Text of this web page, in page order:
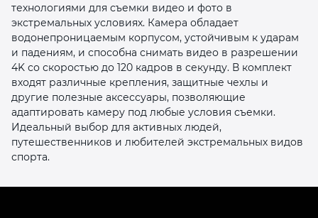
технологиями для съемки видео и фото в
экстремальных условиях. Камера обладает
водонепроницаемым корпусом, устойчивым к ударам
и падениям, и способна снимать видео в разрешении
4K со скоростью до 120 кадров в секунду. В комплект
входят различные крепления, защитные чехлы и
другие полезные аксессуары, позволяющие
адаптировать камеру под любые условия съемки.
Идеальный выбор для активных людей,
путешественников и любителей экстремальных видов
спорта.
раз в 2 недели